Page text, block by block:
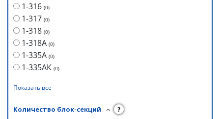
1-316 (0)
1-317 (0)
1-318 (0)
1-318А (0)
1-335А (0)
1-335АК (0)
Показать все
Количество блок-секций ?